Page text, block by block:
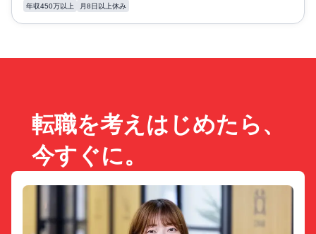
年収450万以上 月8日以上休み
転職を考えはじめたら、
今すぐに。